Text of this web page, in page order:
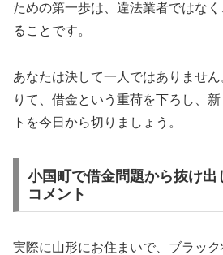
ための第一歩は、違法業者ではな
ることです。
あなたは決して一人ではありませ
りて、借金という重荷を下ろし、
トを今日から切りましょう。
小国町で借金問題から抜け出
コメント
実際に山形にお住まいで、ブラック